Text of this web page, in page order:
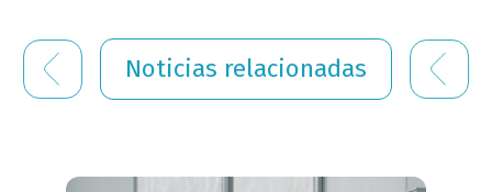
Noticias relacionadas